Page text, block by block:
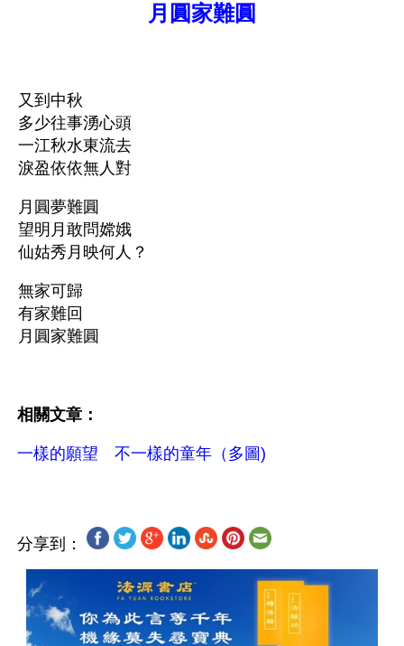
月圓家難圓
又到中秋
多少往事湧心頭
一江秋水東流去
淚盈依依無人對
月圓夢難圓
望明月敢問嫦娥
仙姑秀月映何人？
無家可歸
有家難回
月圓家難圓
相關文章：
一樣的願望　不一樣的童年（多圖)
分享到：